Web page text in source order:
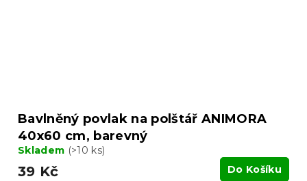
Bavlněný povlak na polštář ANIMORA
40x60 cm, barevný
Skladem (>10 ks)
39 Kč Do Košíku